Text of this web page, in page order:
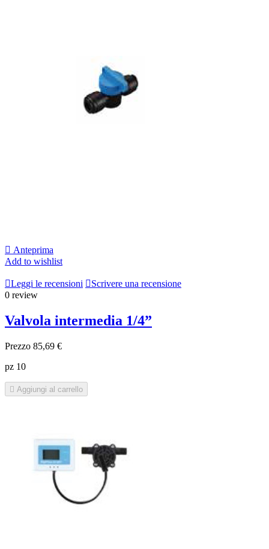
 Anteprima
Add to wishlist
Leggi le recensioni Scrivere una recensione
0 review
Valvola intermedia 1/4”
Prezzo 85,69 €
pz 10
 Aggiungi al carrello